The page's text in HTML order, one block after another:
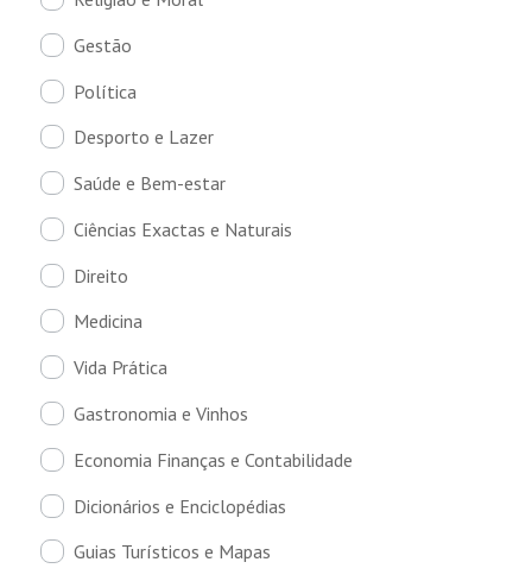
Gestão
Política
Desporto e Lazer
Saúde e Bem-estar
Ciências Exactas e Naturais
Direito
Medicina
Vida Prática
Gastronomia e Vinhos
Economia Finanças e Contabilidade
Dicionários e Enciclopédias
Guias Turísticos e Mapas